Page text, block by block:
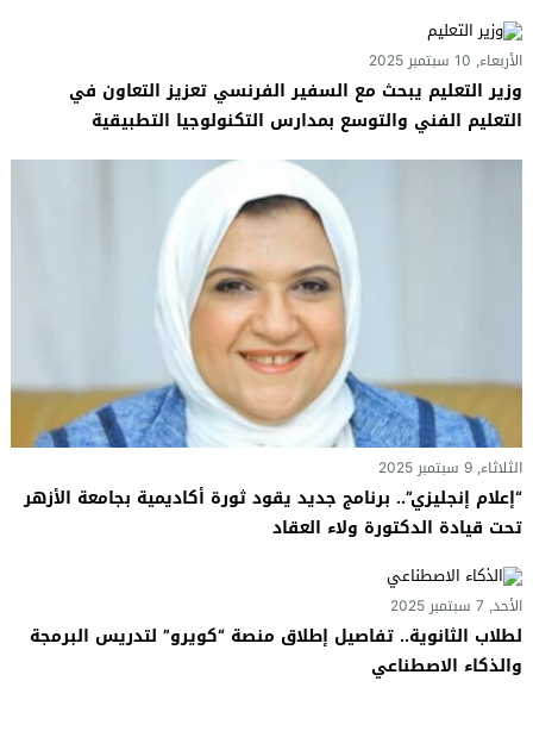
الأربعاء, 10 سبتمبر 2025
وزير التعليم يبحث مع السفير الفرنسي تعزيز التعاون في
التعليم الفني والتوسع بمدارس التكنولوجيا التطبيقية
الثلاثاء, 9 سبتمبر 2025
“إعلام إنجليزي”.. برنامج جديد يقود ثورة أكاديمية بجامعة الأزهر
تحت قيادة الدكتورة ولاء العقاد
الأحد, 7 سبتمبر 2025
لطلاب الثانوية.. تفاصيل إطلاق منصة “كويرو” لتدريس البرمجة
والذكاء الاصطناعي